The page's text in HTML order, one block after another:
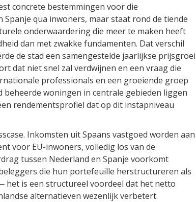
concrete bestemmingen voor die
Spanje qua inwoners, maar staat rond de tiende
onderwaardering die meer te maken heeft
dan met zwakke fundamenten. Dat verschil
de stad een samengestelde jaarlijkse prijsgroei
dat niet snel zal verdwijnen en een vraag die
professionals en een groeiende groep
woningen in centrale gebieden liggen
rendementsprofiel dat op dit instapniveau
Inkomsten uit Spaans vastgoed worden aan
voor EU-inwoners, volledig los van de
tussen Nederland en Spanje voorkomt
die hun portefeuille herstructureren als
het is een structureel voordeel dat het netto
alternatieven wezenlijk verbetert.